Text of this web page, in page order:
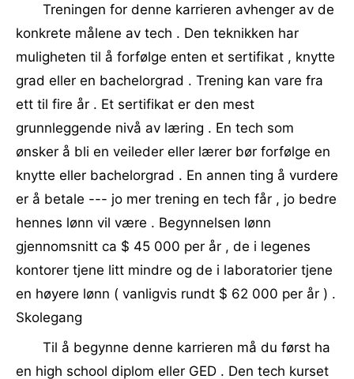
Treningen for denne karrieren avhenger av de
konkrete målene av tech . Den teknikken har
muligheten til å forfølge enten et sertifikat , knytte
grad eller en bachelorgrad . Trening kan vare fra
ett til fire år . Et sertifikat er den mest
grunnleggende nivå av læring . En tech som
ønsker å bli en veileder eller lærer bør forfølge en
knytte eller bachelorgrad . En annen ting å vurdere
er å betale --- jo mer trening en tech får , jo bedre
hennes lønn vil være . Begynnelsen lønn
gjennomsnitt ca $ 45 000 per år , de i legenes
kontorer tjene litt mindre og de ​​i laboratorier tjene
en høyere lønn ( vanligvis rundt $ 62 000 per år ) .
Skolegang
Til å begynne denne karrieren må du først ha
en high school diplom eller GED . Den tech kurset